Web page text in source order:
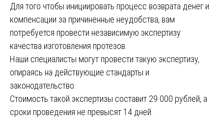
Для того чтобы инициировать процесс возврата денег и
компенсации за причиненные неудобства, вам
потребуется провести независимую экспертизу
качества изготовления протезов.
Наши специалисты могут провести такую экспертизу,
опираясь на действующие стандарты и
законодательство.
Стоимость такой экспертизы составит 29 000 рублей, а
сроки проведения не превысят 14 дней.